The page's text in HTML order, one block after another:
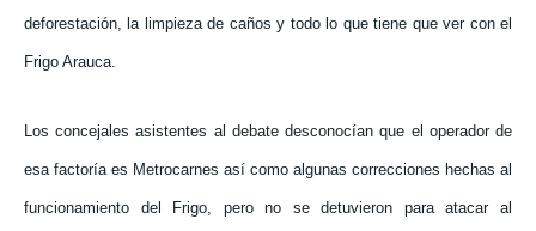
deforestación, la limpieza de caños y todo lo que tiene que ver con el
Frigo Arauca.
Los concejales asistentes al debate desconocían que el operador de
esa factoría es Metrocarnes así como algunas correcciones hechas al
funcionamiento del Frigo, pero no se detuvieron para atacar al